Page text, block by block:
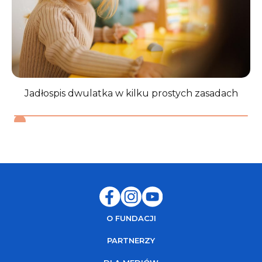
PZH–Państwowy Instytut Badawczy, 2024.
↩︎
Jadłospis dwulatka w kilku prostych zasadach
O FUNDACJI
PARTNERZY